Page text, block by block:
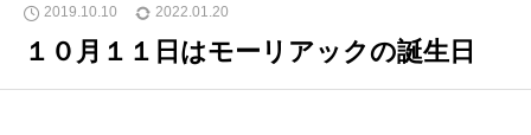
2019.10.10 2022.01.20
１０月１１日はモーリアックの誕生日